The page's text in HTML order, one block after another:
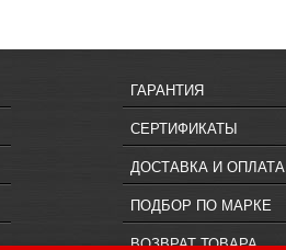
ГАРАНТИЯ
СЕРТИФИКАТЫ
ДОСТАВКА И ОПЛАТА
ПОДБОР ПО МАРКЕ
ВОЗВРАТ ТОВАРА